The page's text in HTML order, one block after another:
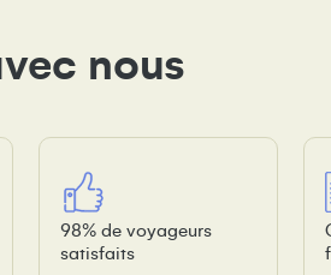
nous
98% de voyageurs
satisfaits